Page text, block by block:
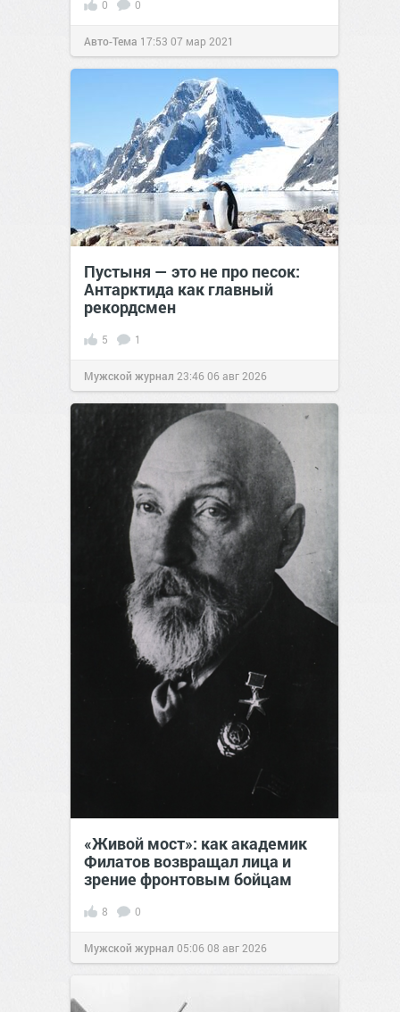
0 0
Авто-Тема 17:53 07 мар 2021
Пустыня — это не про песок:
Антарктида как главный
рекордсмен
5 1
Мужской журнал 23:4606 авг 2026
«Живой мост»: как академик
Филатов возвращал лица и
зрение фронтовым бойцам
8 0
Мужской журнал 05:0608 авг 2026